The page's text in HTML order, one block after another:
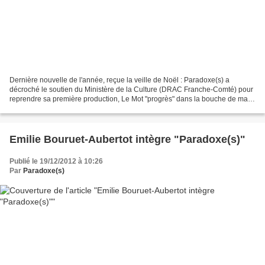
Dernière nouvelle de l'année, reçue la veille de Noël : Paradoxe(s) a
décroché le soutien du Ministère de la Culture (DRAC Franche-Comté) pour
reprendre sa première production, Le Mot "progrès" dans la bouche de ma
Emilie Bouruet-Aubertot intègre "Paradoxe(s)"
Publié le 19/12/2012 à 10:26
Par Paradoxe(s)